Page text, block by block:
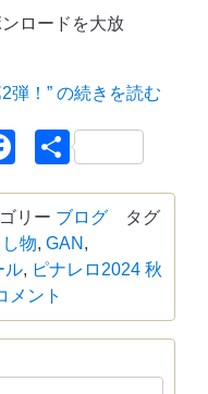
ロードを大放
弾！” の続きを読む
Facebook
共
リー ブログ
タグ
物, GAN ,
ル, ピナレロ 2024 秋
メント